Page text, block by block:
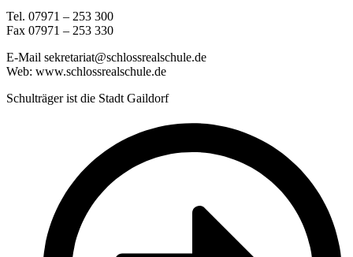
Tel. 07971 – 253 300
Fax 07971 – 253 330
E-Mail sekretariat@schlossrealschule.de
Web: www.schlossrealschule.de
Schulträger ist die Stadt Gaildorf